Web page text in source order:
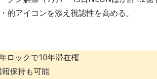
ロックで10年滞在権
保持も可能